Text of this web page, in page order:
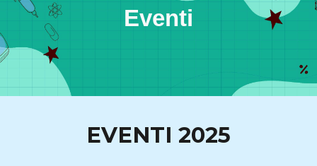
Eventi
EVENTI 2025